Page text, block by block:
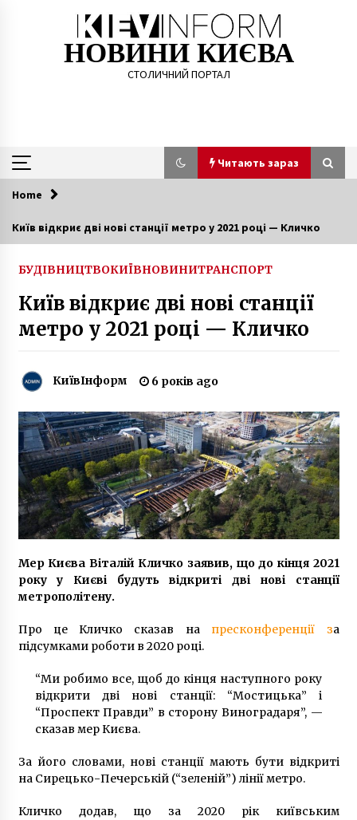
НОВИНИ КИЄВА
СТОЛИЧНИЙ ПОРТАЛ
Читають зараз
Читають зараз
лесов, “царская” охота и коррупционные
схемы
8 років ago
У КМДА назвали кількість підроблених
сертифікатів вакцинації у Києві
столиці
5 місяців ago
У столиці люди зібралися вшанувати пам’ять
загиблих на Інституцькій героїв
7 років ago
бієнале через відновлення роботи
російського павільйону
1 тиждень ago
У Києві суд виніс вирок чоловіку, що
розбещував дівчат у поліклініці
5 років ago
Чи вчиться влада на трагічній історії?
6 років ago
Стало известно, сколько будут отдыхать
украинцы на зимние праздники
Home
Київ відкриє дві нові станції метро у 2021 році — Кличко
БУДІВНИЦТВОКИЇВНОВИНИТРАНСПОРТ
Київ відкриє дві нові станції
метро у 2021 році — Кличко
КиївІнформ 6 років ago
Мер Києва Віталій Кличко заявив, що до кінця 2021
року у Києві будуть відкриті дві нові станції
метрополітену.
Про це Кличко сказав на пресконференції за
підсумками роботи в 2020 році.
“Ми робимо все, щоб до кінця наступного року
відкрити дві нові станції: “Мостицька” і
“Проспект Правди” в сторону Виноградаря”, —
сказав мер Києва.
За його словами, нові станції мають бути відкриті
на Сирецько-Печерській (“зеленій”) лінії метро.
Кличко додав, що за 2020 рік київським